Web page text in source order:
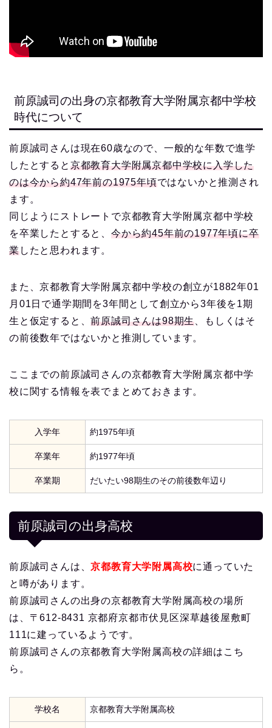
前原誠司の出身の京都教育大学附属京都中学校
時代について
前原誠司さんは現在60歳なので、一般的な年数で進学
したとすると 京都教育大学附属京都中学校に入学した
のは今から約47年前の1975年頃ではないかと推測され
ます。
同じようにストレートで京都教育大学附属京都中学校
を卒業したとすると、 今から約45年前の1977年頃に卒
業したと思われます。
また、京都教育大学附属京都中学校の創立が1882年01
月01日で通学期間を3年間として創立から3年後を1期
生と仮定すると、前原誠司さんは98期生、もしくはそ
の前後数年ではないかと推測しています。
ここまでの前原誠司さんの京都教育大学附属京都中学
校に関する情報を表でまとめておきます。
入学年 約1975年頃
卒業年 約1977年頃
卒業期 だいたい98期生のその前後数年辺り
前原誠司の出身高校
前原誠司さんは、京都教育大学附属高校に通っていた
と噂があります。
前原誠司さんの出身の京都教育大学附属高校の場所
は、〒612-8431 京都府京都市伏見区深草越後屋敷町
111に建っているようです。
前原誠司さんの京都教育大学附属高校の詳細はこち
ら。
学校名 京都教育大学附属高校